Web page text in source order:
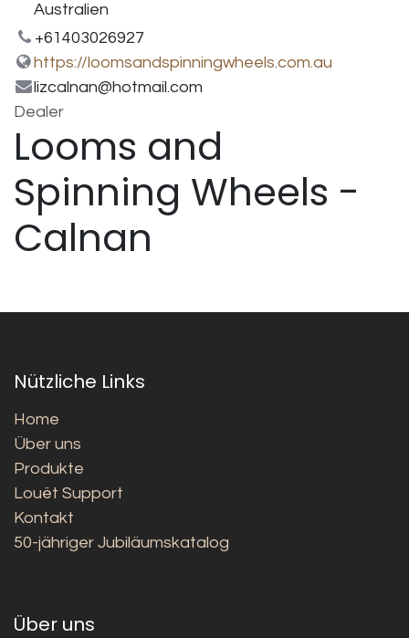
Australien
+61403026927
https://loomsandspinningwheels.com.au
lizcalnan@hotmail.com
Dealer
Looms and
Spinning Wheels -
Calnan
Nützliche Links
Home
Über uns
Produkte
Louët Support
Kontakt
50-jähriger Jubiläumskatalog
Über uns